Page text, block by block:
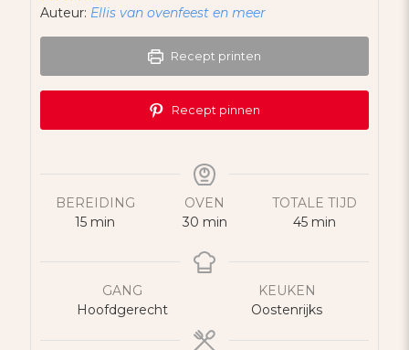
Auteur: Ellis van ovenfeest en meer
Recept printen
Recept pinnen
BEREIDING
15minuten
min
OVEN
30minuten
min
TOTALE TIJD
45minuten
min
GANG
Hoofdgerecht
KEUKEN
Oostenrijks